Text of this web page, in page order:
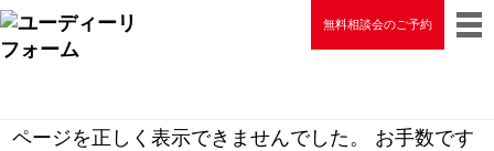
無料相談会のご予約
ページを正しく表示できませんでした。 お手数です